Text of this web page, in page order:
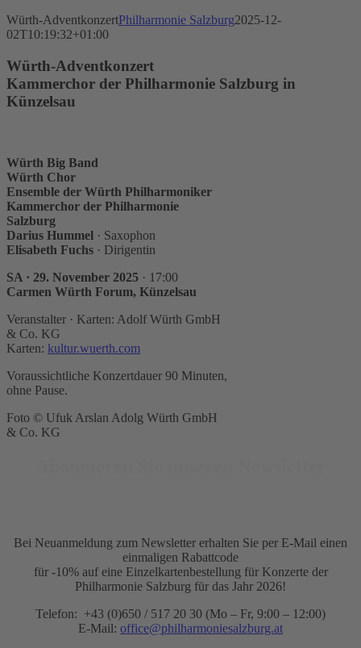
Würth-AdventkonzertPhilharmonie Salzburg2025-12-
02T10:19:32+01:00
Würth-Adventkonzert
Kammerchor der Philharmonie Salzburg in
Künzelsau
Würth Big Band
Würth Chor
Ensemble der Würth Philharmoniker
Kammerchor der Philharmonie
Salzburg
Darius Hummel · Saxophon
Elisabeth Fuchs · Dirigentin
SA · 29. November 2025 · 17:00
Carmen Würth Forum, Künzelsau
Veranstalter · Karten: Adolf Würth GmbH
& Co. KG
Karten: kultur.wuerth.com
Voraussichtliche Konzertdauer 90 Minuten,
ohne Pause.
Foto © Ufuk Arslan Adolg Würth GmbH
& Co. KG
Bei Neuanmeldung zum Newsletter erhalten Sie per E-Mail einen
einmaligen Rabattcode
für -10% auf eine Einzelkartenbestellung für Konzerte der
Philharmonie Salzburg für das Jahr 2026!
Telefon: +43 (0)650 / 517 20 30 (Mo – Fr, 9:00 – 12:00)
E-Mail: office@philharmoniesalzburg.at